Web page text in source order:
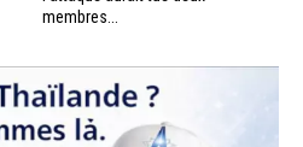
membres...